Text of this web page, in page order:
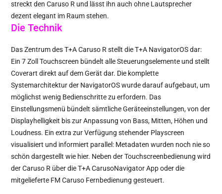
streckt den Caruso R und lässt ihn auch ohne Lautsprecher
dezent elegant im Raum stehen.
Die Technik
Das Zentrum des T+A Caruso R stellt die T+A NavigatorOS dar:
Ein 7 Zoll Touchscreen bündelt alle Steuerungselemente und stellt
Coverart direkt auf dem Gerät dar. Die komplette
Systemarchitektur der NavigatorOS wurde darauf aufgebaut, um
möglichst wenig Bedienschritte zu erfordern. Das
Einstellungsmenü bündelt sämtliche Geräteeinstellungen, von der
Displayhelligkeit bis zur Anpassung von Bass, Mitten, Höhen und
Loudness. Ein extra zur Verfügung stehender Playscreen
visualisiert und informiert parallel: Metadaten wurden noch nie so
schön dargestellt wie hier. Neben der Touchscreenbedienung wird
der Caruso R über die T+A CarusoNavigator App oder die
mitgelieferte FM Caruso Fernbedienung gesteuert.